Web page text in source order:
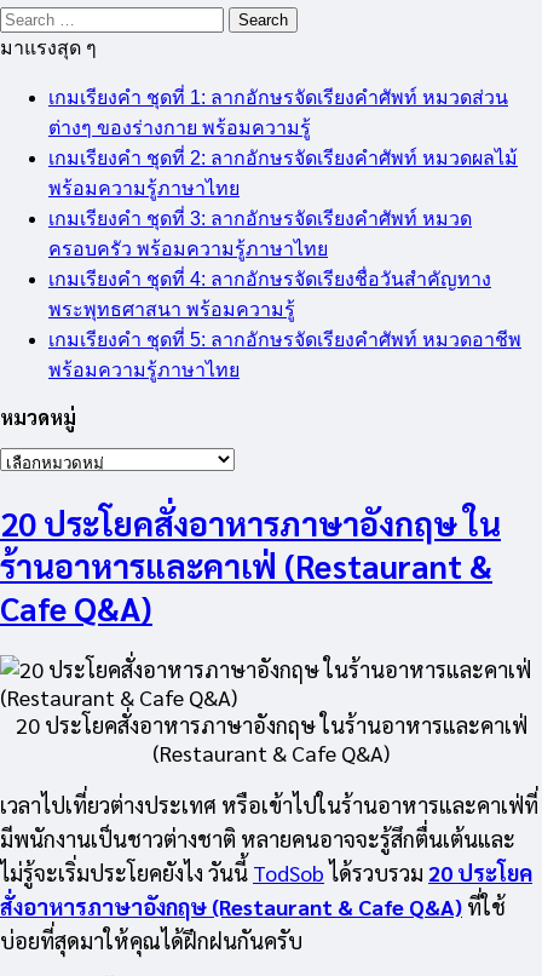
Search
for:
มาแรงสุด ๆ
เกมเรียงคำ ชุดที่ 1: ลากอักษรจัดเรียงคำศัพท์ หมวดส่วน
ต่างๆ ของร่างกาย พร้อมความรู้
เกมเรียงคำ ชุดที่ 2: ลากอักษรจัดเรียงคำศัพท์ หมวดผลไม้
พร้อมความรู้ภาษาไทย
เกมเรียงคำ ชุดที่ 3: ลากอักษรจัดเรียงคำศัพท์ หมวด
ครอบครัว พร้อมความรู้ภาษาไทย
เกมเรียงคำ ชุดที่ 4: ลากอักษรจัดเรียงชื่อวันสำคัญทาง
พระพุทธศาสนา พร้อมความรู้
เกมเรียงคำ ชุดที่ 5: ลากอักษรจัดเรียงคำศัพท์ หมวดอาชีพ
พร้อมความรู้ภาษาไทย
หมวดหมู่
หมวด
20 ประโยคสั่งอาหารภาษาอังกฤษ ใน
ร้านอาหารและคาเฟ่ (Restaurant &
Cafe Q&A)
20 ประโยคสั่งอาหารภาษาอังกฤษ ในร้านอาหารและคาเฟ่
(Restaurant & Cafe Q&A)
เวลาไปเที่ยวต่างประเทศ หรือเข้าไปในร้านอาหารและคาเฟ่ที่
มีพนักงานเป็นชาวต่างชาติ หลายคนอาจจะรู้สึกตื่นเต้นและ
ไม่รู้จะเริ่มประโยคยังไง วันนี้ TodSob ได้รวบรวม 20 ประโยค
สั่งอาหารภาษาอังกฤษ (Restaurant & Cafe Q&A) ที่ใช้
บ่อยที่สุดมาให้คุณได้ฝึกฝนกันครับ